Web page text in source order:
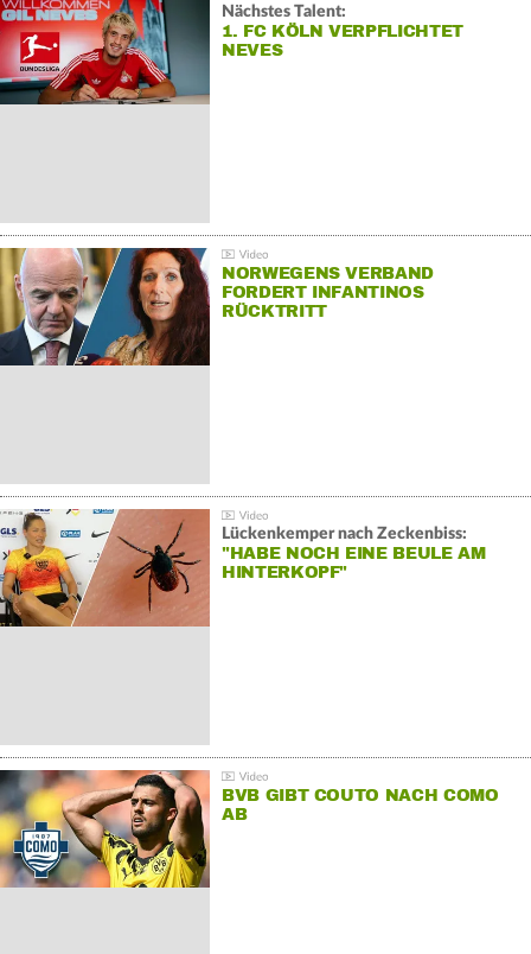
Nächstes Talent:
1. FC KÖLN VERPFLICHTET
NEVES
NORWEGENS VERBAND
FORDERT INFANTINOS
RÜCKTRITT
Lückenkemper nach Zeckenbiss:
"HABE NOCH EINE BEULE AM
HINTERKOPF"
BVB GIBT COUTO NACH COMO
AB